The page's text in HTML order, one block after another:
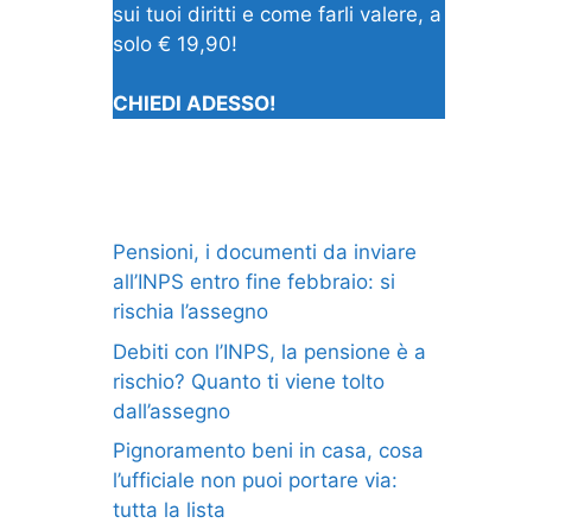
sui tuoi diritti e come farli valere, a
solo € 19,90!
CHIEDI ADESSO!
Pensioni, i documenti da inviare
all’INPS entro fine febbraio: si
rischia l’assegno
Debiti con l’INPS, la pensione è a
rischio? Quanto ti viene tolto
dall’assegno
Pignoramento beni in casa, cosa
l’ufficiale non puoi portare via:
tutta la lista